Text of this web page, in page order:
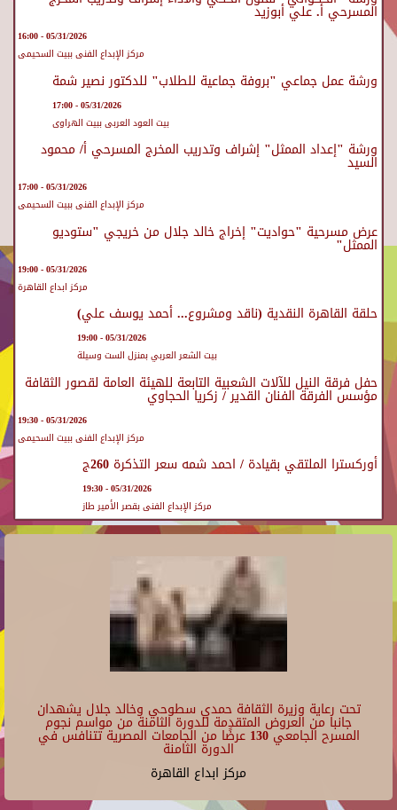
المسرحي أ. علي أبوزيد
05/31/2026 - 16:00
مركز الإبداع الفنى ببيت السحيمى
ورشة عمل جماعي "بروفة جماعية للطلاب" للدكتور نصير شمة
05/31/2026 - 17:00
بيت العود العربى ببيت الهراوى
ورشة "إعداد الممثل" إشراف وتدريب المخرج المسرحي أ/ محمود
السيد
05/31/2026 - 17:00
مركز الإبداع الفنى ببيت السحيمى
عرض مسرحية "حواديت" إخراج خالد جلال من خريجي "ستوديو
الممثل"
05/31/2026 - 19:00
مركز ابداع القاهرة
حلقة القاهرة النقدية (ناقد ومشروع... أحمد يوسف علي)
05/31/2026 - 19:00
بيت الشعر العربي بمنزل الست وسيلة
حفل فرقة النيل للآلات الشعبية التابعة للهيئة العامة لقصور الثقافة
مؤسس الفرقة الفنان القدير / زكريا الحجاوي
05/31/2026 - 19:30
مركز الإبداع الفنى ببيت السحيمى
أوركسترا الملتقي بقيادة / احمد شمه سعر التذكرة 260ج
05/31/2026 - 19:30
مركز الإبداع الفنى بقصر الأمير طاز
تحت رعاية وزيرة الثقافة حمدي سطوحي وخالد جلال يشهدان
جانبا من العروض المتقدمة للدورة الثامنة من مواسم نجوم
المسرح الجامعي 130 عرضًا من الجامعات المصرية تتنافس في
الدورة الثامنة
مركز ابداع القاهرة